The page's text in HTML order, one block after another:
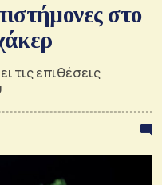
στο
τις επιθέσεις